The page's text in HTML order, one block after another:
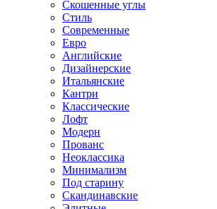
Скошенные углы
Стиль
Современные
Евро
Английские
Дизайнерские
Итальянские
Кантри
Классические
Лофт
Модерн
Прованс
Неоклассика
Минимализм
Под старину
Скандинавские